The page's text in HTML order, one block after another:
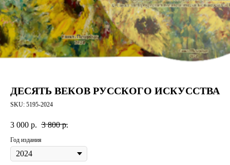
ДЕСЯТЬ ВЕКОВ РУССКОГО ИСКУССТВА
SKU: 5195-2024
3 000 р. 3 800 р.
Год издания